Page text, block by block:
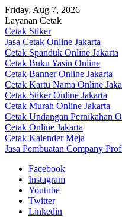
Skip
to
content
Friday, Aug 7, 2026
Layanan Cetak
Cetak Stiker
Jasa Cetak Online Jakarta
Cetak Spanduk Online Jakarta
Cetak Buku Yasin Online
Cetak Banner Online Jakarta
Cetak Kartu Nama Online
Cetak Stiker Online Jakarta
Cetak Murah Online Jakarta
Cetak Undangan Pernikahan
Cetak Online Jakarta
Cetak Kalender Meja
Jasa Pembuatan Company
Facebook
Instagram
Youtube
Twitter
Linkedin